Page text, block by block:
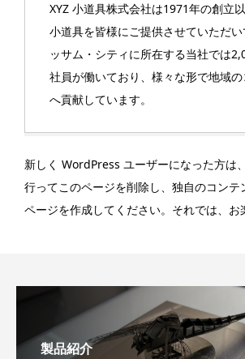
XYZ 小道具株式会社は1971年の創立
小道具を皆様にご提供させていただ
ッサム・シティに所在する当社では
社員が働いており、様々な形で地域の
へ貢献しています。
新しく WordPress ユーザーになった方は、
行ってこのページを削除し、独自のコンテ
ページを作成してください。それでは、お
製品紹介